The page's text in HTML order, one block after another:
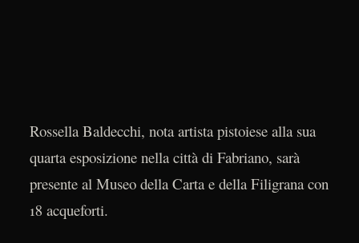
Rossella Baldecchi, nota artista pistoiese alla sua
quarta esposizione nella città di Fabriano, sarà
presente al Museo della Carta e della Filigrana con
18 acqueforti.